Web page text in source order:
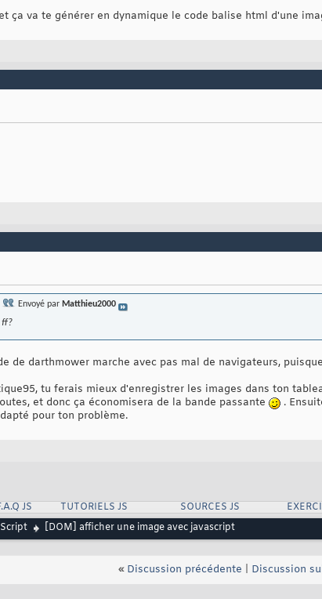
ça va te générer en dynamique le code balise html d'une
Envoyé par Matthieu2000
ff?
de darthmower marche avec pas mal de navigateurs,
tu ferais mieux d'enregistrer les images dans ton
et donc ça économisera de la bande passante
.
pour ton problème.
JS TUTORIELS JS SOURCES JS
[DOM] afficher une image avec javascript
« Discussion précédente Discussion